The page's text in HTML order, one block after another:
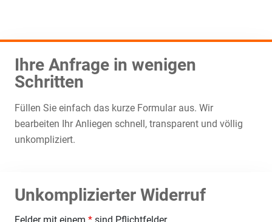
Ihre Anfrage in wenigen
Schritten
Füllen Sie einfach das kurze Formular aus. Wir
bearbeiten Ihr Anliegen schnell, transparent und völlig
unkompliziert.
Unkomplizierter Widerruf